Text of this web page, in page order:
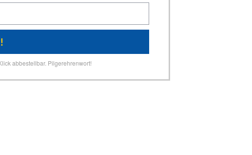
abbestellbar. Pilgerehrenwort!